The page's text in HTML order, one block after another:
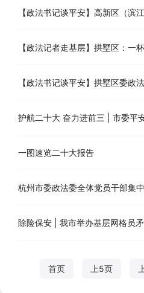
【政法书记谈平安】高新区（
【政法记者走基层】拱墅区：一
【政法书记谈平安】拱墅区委
护航二十大 奋力进前三 | 市委平
一图速览二十大报告
杭州市委政法委全体党员干部集
除险保安 | 我市举办基层网格员
首页 上5页